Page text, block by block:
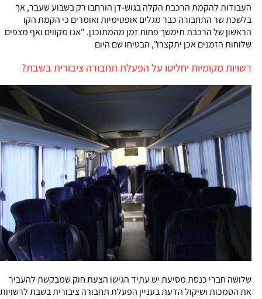
העבודות להקמת הרכבת הקלה בגוש-דן הורחבו רק בשבוע שעבר, אך
בלשכת שר התחבורה כבר מגלים אופטימיות ואומרים כי הקמת הקו
הראשון של הרכבת תימשך פחות זמן מהמתוכנן. "אנו מקווים ואף מצפים
שלוחות הזמנים אכן יתקצרו", הבטיחו שם היום
רשויות מקומיות יחליטו על הפעלת תחבורה ציבורית בשבת?
שלושה חברי כנסת מסיעת יש עתיד הגישו הצעת חוק שמבקשת להעביר
את הסמכות ושיקול הדעת בעניין הפעלת תחבורה ציבורית בשבת לרשויות